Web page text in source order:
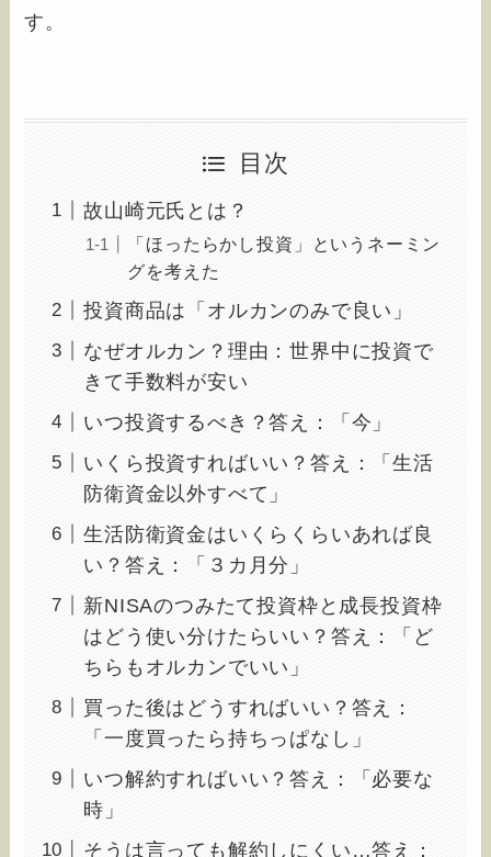
す。
目次
故山崎元氏とは？
「ほったらかし投資」というネーミン
グを考えた
投資商品は「オルカンのみで良い」
なぜオルカン？理由：世界中に投資で
きて手数料が安い
いつ投資するべき？答え：「今」
いくら投資すればいい？答え：「生活
防衛資金以外すべて」
生活防衛資金はいくらくらいあれば良
い？答え：「３カ月分」
新NISAのつみたて投資枠と成長投資枠
はどう使い分けたらいい？答え：「ど
ちらもオルカンでいい」
買った後はどうすればいい？答え：
「一度買ったら持ちっぱなし」
いつ解約すればいい？答え：「必要な
時」
そうは言っても解約しにくい…答え：